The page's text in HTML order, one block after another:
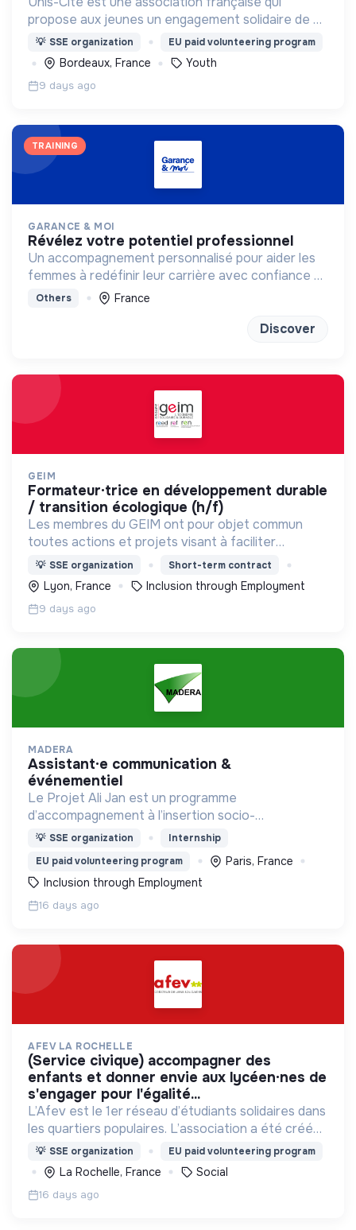
propose aux jeunes un engagement solidaire de 8
mois à temps plein. Créée en 1995, elle est à
l'origine du service civique.
💡 SSE organization EU paid volunteering program
Bordeaux, France Youth
9 days ago
TRAINING
GARANCE & MOI
révélez votre potentiel professionnel
Un accompagnement personnalisé pour aider les
femmes à redéfinir leur carrière avec confiance et
clarté
Others France
Discover
GEIM
formateur·trice en développement durable
/ transition écologique (h/f)
Les membres du GEIM ont pour objet commun
toutes actions et projets visant à faciliter
l’insertion et l’évolution dans l’emploi.
💡 SSE organization Short-term contract
Lyon, France Inclusion through Employment
9 days ago
MADERA
assistant·e communication &
événementiel
Le Projet Ali Jan est un programme
d’accompagnement à l’insertion socio-
professionnelle des personnes bénéficiaires de la
protection internationale (BPI) dans les territoires
ruraux et périurbains.
💡 SSE organization
Internship
EU paid volunteering program
Paris, France
Inclusion through Employment
16 days ago
AFEV LA ROCHELLE
(service civique) accompagner des
enfants et donner envie aux lycéen·nes de
s'engager pour l'égalité...
L’Afev est le 1er réseau d’étudiants solidaires dans
les quartiers populaires. L’association a été créée
en 1991 pour lutter contre les inégalités
éducatives et la relégation des quartiers
populaires.
💡 SSE organization EU paid volunteering program
La Rochelle, France Social
16 days ago